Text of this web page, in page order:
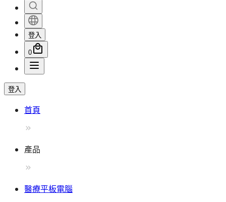
登入
0
登入
首頁
產品
醫療平板電腦